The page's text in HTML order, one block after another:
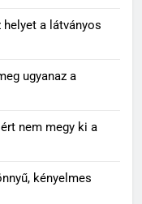
a látványos
ugyanaz a
nem megy ki a
kényelmes